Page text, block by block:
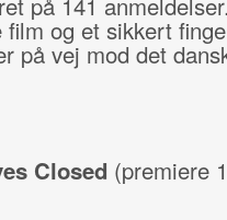
og et sikkert
på vej mod det
Closed (premiere